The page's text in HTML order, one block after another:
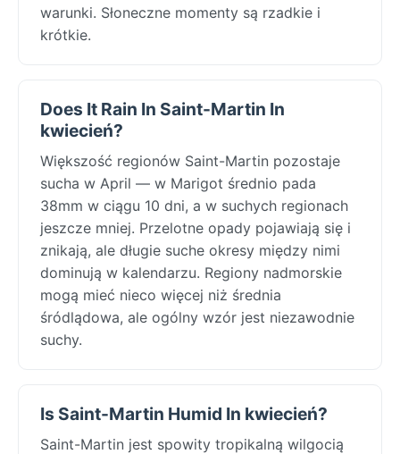
warunki. Słoneczne momenty są rzadkie i
krótkie.
Does It Rain In Saint-Martin In
kwiecień?
Większość regionów Saint-Martin pozostaje
sucha w April — w Marigot średnio pada
38mm w ciągu 10 dni, a w suchych regionach
jeszcze mniej. Przelotne opady pojawiają się i
znikają, ale długie suche okresy między nimi
dominują w kalendarzu. Regiony nadmorskie
mogą mieć nieco więcej niż średnia
śródlądowa, ale ogólny wzór jest niezawodnie
suchy.
Is Saint-Martin Humid In kwiecień?
Saint-Martin jest spowity tropikalną wilgocią